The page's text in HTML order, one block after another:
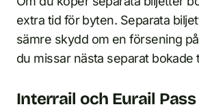
extra tid för byten. Separata
sämre skydd om en försening
du missar nästa separat bokade
Interrail och Eurail Pass